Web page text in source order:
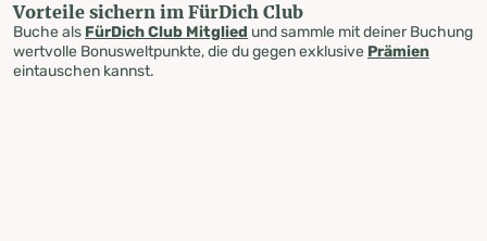
Vorteile sichern im FürDich Club
Buche als FürDich Club Mitglied und sammle mit deiner Buchung
wertvolle Bonusweltpunkte, die du gegen exklusive Prämien
eintauschen kannst.